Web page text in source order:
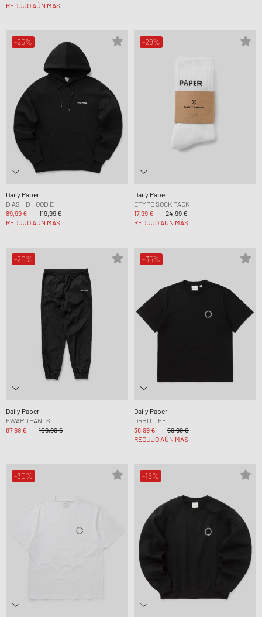
REDUJO AÚN MÁS
-25%
Daily Paper
DIAS HD HOODIE
89,99 €
119,99 €
REDUJO AÚN MÁS
-28%
Daily Paper
ETYPE SOCK PACK
17,99 €
24,99 €
REDUJO AÚN MÁS
-20%
Daily Paper
EWARD PANTS
87,99 €
109,99 €
-35%
Daily Paper
ORBIT TEE
38,99 €
59,99 €
REDUJO AÚN MÁS
-30% -15%